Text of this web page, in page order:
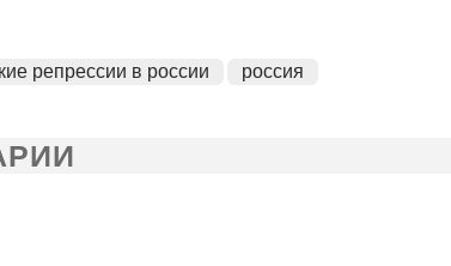
репрессии в россии россия